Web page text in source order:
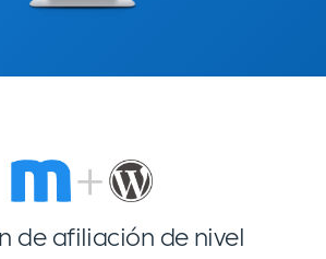
de afiliación de nivel